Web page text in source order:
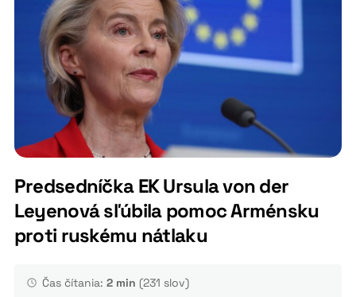
Predsedníčka EK Ursula von der
Leyenová sľúbila pomoc Arménsku
proti ruskému nátlaku
Čas čítania: 2 min (231 slov)